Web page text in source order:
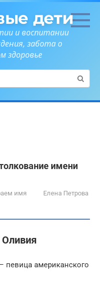
дети
и воспитании
забота о
здоровье
имени
имя Елена Петрова
певица американского